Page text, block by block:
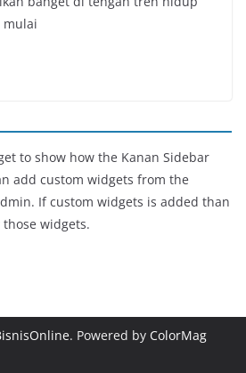
mulai
to show how the Kanan Sidebar
add custom widgets from the
If custom widgets is added than
widgets.
. Powered by ColorMag